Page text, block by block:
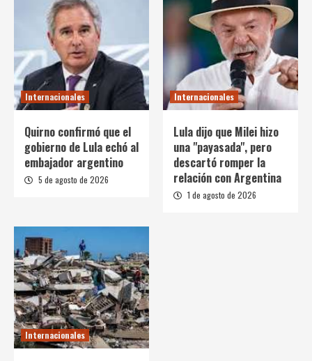
Internacionales
Quirno confirmó que el
gobierno de Lula echó al
embajador argentino
5 de agosto de 2026
Internacionales
Lula dijo que Milei hizo
una "payasada", pero
descartó romper la
relación con Argentina
1 de agosto de 2026
Internacionales